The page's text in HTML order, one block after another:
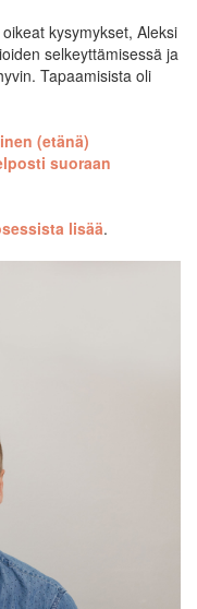
kysymykset, Aleksi
selkeyttämisessä ja
Tapaamisista oli
(etänä)
suoraan
lisää.